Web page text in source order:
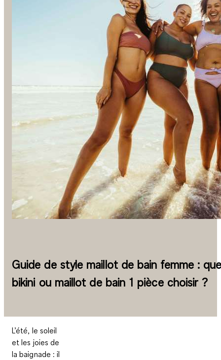
Guide de style maillot de bain femme :
bikini ou maillot de bain 1 pièce choisir ?
L’été, le soleil
et les joies de
la baignade : il